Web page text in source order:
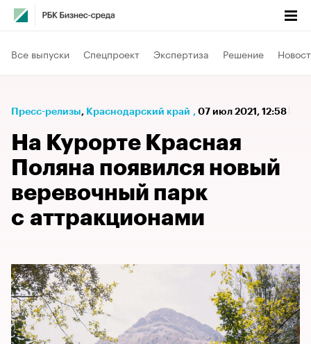
Все выпуски Спецпроект Экспертиза Решение
Пресс-релизы⁠, Краснодарский край , 07 июл 2021, 12:58
На Курорте Красная
Поляна появился новый
веревочный парк
с аттракционами